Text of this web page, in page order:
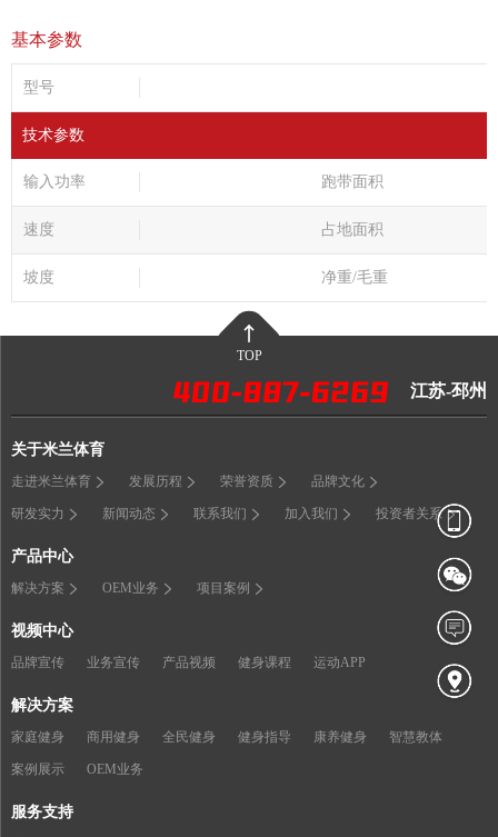
基本参数
型号
技术参数
输入功率 跑带面积
速度 占地面积
坡度 净重/毛重
TOP
江苏-邳州
关于米兰体育
走进米兰体育 发展历程 荣誉资质 品牌文化
研发实力 新闻动态 联系我们 加入我们 投资者关系
产品中心
解决方案 OEM业务 项目案例
视频中心
品牌宣传 业务宣传 产品视频 健身课程 运动APP
解决方案
家庭健身 商用健身 全民健身 健身指导 康养健身 智慧教体
案例展示 OEM业务
服务支持